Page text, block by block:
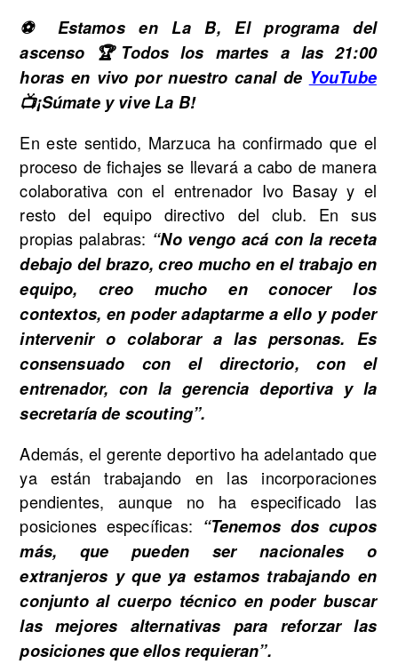
⚽ Estamos en La B, El programa del
ascenso 🏆Todos los martes a las 21:00
horas en vivo por nuestro canal de YouTube
📺¡Súmate y vive La B!
En este sentido, Marzuca ha confirmado que el
proceso de fichajes se llevará a cabo de manera
colaborativa con el entrenador Ivo Basay y el
resto del equipo directivo del club. En sus
propias palabras: “No vengo acá con la receta
debajo del brazo, creo mucho en el trabajo en
equipo, creo mucho en conocer los
contextos, en poder adaptarme a ello y poder
intervenir o colaborar a las personas. Es
consensuado con el directorio, con el
entrenador, con la gerencia deportiva y la
secretaría de scouting”.
Además, el gerente deportivo ha adelantado que
ya están trabajando en las incorporaciones
pendientes, aunque no ha especificado las
posiciones específicas: “Tenemos dos cupos
más, que pueden ser nacionales o
extranjeros y que ya estamos trabajando en
conjunto al cuerpo técnico en poder buscar
las mejores alternativas para reforzar las
posiciones que ellos requieran”.